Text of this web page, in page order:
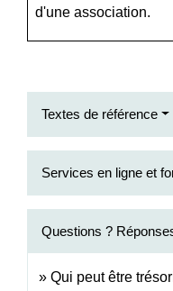
d'une association.
Textes de référence
Services en ligne et
Questions ?
Qui peut être